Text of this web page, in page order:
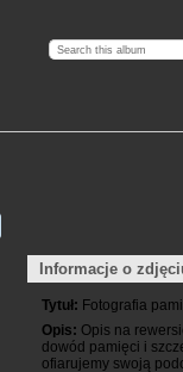
Informacje o
Tytuł: Fotografia
Opis: Opis na
dowód pamięci i
ofiarujemy swoją